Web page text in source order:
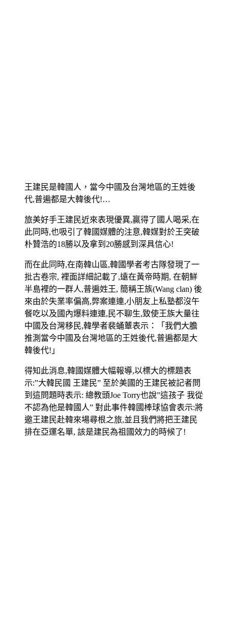
王建民是韓國人，當今中國及台灣地區的王姓後
代,普遍都是大韓後代!…
旅美好手王建民近來表現優異,贏得了國人喝采,在
此同時,也吸引了韓國媒體的注意,韓媒對於王突破
朴贊浩的18勝以及拿到20勝感到深具信心!
而在此同時,在南韓山區,韓國學者考古隊發現了一
批古卷宗, 裡面詳細記載了,遠在黃帝時期, 在朝鮮
半島裡的一群人,普遍姓王, 簡稱王族(Wang clan) 後
來由於失業率偏高,弊案連連,小朋友上私塾都沒午
餐吃以及國內爆料連連,民不聊生,致使王族大量往
中國及台灣移民,韓學者裴蛹蕈表示：「我們大膽
推測當今中國及台灣地區的王姓後代,普遍都是大
韓後代!」
得知此消息,韓國媒體大幅報導,以標大的標題表
示:”大韓民國 王建民” 至於美國的王建民被記者問
到這問題時表示: 總教頭Joe Torry也說”這孩子 我從
不認為他是韓國人” 對此事件韓國棒球協會表示:將
邀王建民赴韓來場尋根之旅,並且我們將把王建民
排在亞運名單, 該是建民為祖國效力的時候了!